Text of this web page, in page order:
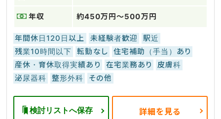
年収 約450万円～500万円
年間休日120日以上 未経験者歓迎
駅近
残業10時間以下
転勤なし
住宅補助（手当）あり
産休・育休取得実績あり
在宅業務あり
皮膚科
泌尿器科
整形外科 その他
検討リストへ保存 詳細を見る